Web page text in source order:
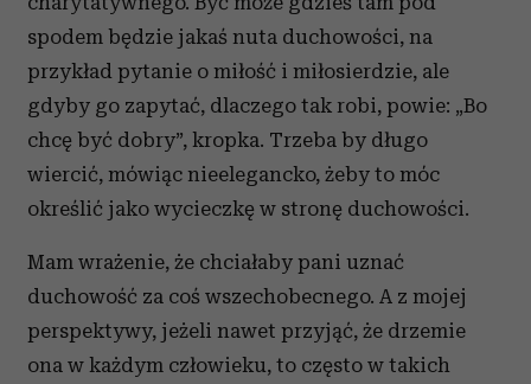
spodem będzie jakaś nuta duchowości, na
przykład pytanie o miłość i miłosierdzie, ale
gdyby go zapytać, dlaczego tak robi, powie: „Bo
chcę być dobry”, kropka. Trzeba by długo
wiercić, mówiąc nieelegancko, żeby to móc
określić jako wycieczkę w stronę duchowości.
Mam wrażenie, że chciałaby pani uznać
duchowość za coś wszechobecnego. A z mojej
perspektywy, jeżeli nawet przyjąć, że drzemie
ona w każdym człowieku, to często w takich